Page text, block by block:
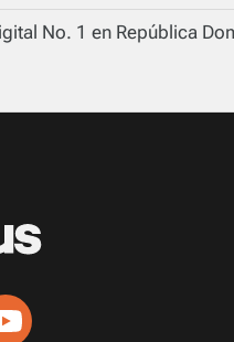
No. 1 en República